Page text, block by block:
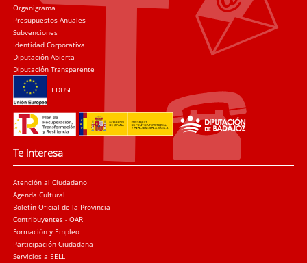
Organigrama
Presupuestos Anuales
Subvenciones
Identidad Corporativa
Diputación Abierta
Diputación Transparente
EDUSI
Te interesa
Atención al Ciudadano
Agenda Cultural
Boletín Oficial de la Provincia
Contribuyentes - OAR
Formación y Empleo
Participación Ciudadana
Servicios a EELL